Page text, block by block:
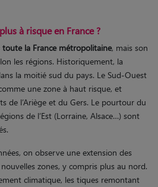
à risque en France ?
toute la France métropolitaine, mais son
les régions. Historiquement, la
la moitié sud du pays​. Le Sud-Ouest
une zone à haut risque, et
de l’Ariège et du Gers. Le pourtour du
de l’Est (Lorraine, Alsace…) sont
on observe une extension des
zones, y compris plus au nord.
climatique, les tiques remontant